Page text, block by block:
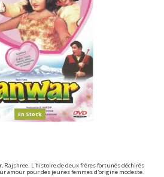
En Stock
Rajshree. L'histoire de deux frères fortunés déchirés
amour pour des jeunes femmes d'origine modeste.